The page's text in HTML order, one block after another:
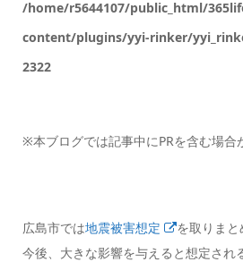
/home/r5644107/public_html/
content/plugins/yyi-rinker/
2322
※本ブログでは記事中にPRを含む場合
広島市では地震被害想定
を取りまと
今後、大きな影響を与えると想定され